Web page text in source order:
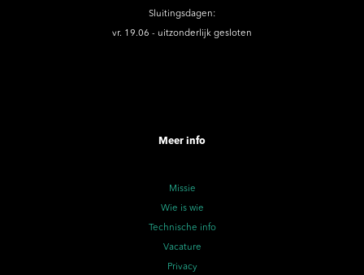
Sluitingsdagen:
vr. 19.06 - uitzonderlijk gesloten
Meer info
Missie
Wie is wie
Technische info
Vacature
Privacy